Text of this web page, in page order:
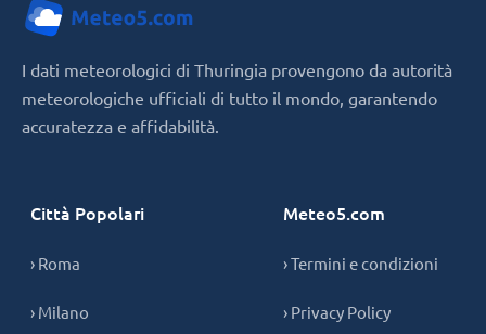
I dati meteorologici di Thuringia provengono da autorità
meteorologiche ufficiali di tutto il mondo, garantendo
accuratezza e affidabilità.
Città Popolari
› Roma
› Milano
Meteo5.com
› Termini e condizioni
› Privacy Policy